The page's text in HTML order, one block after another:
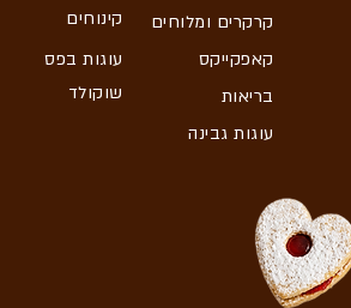
קינוחים
שוקולד
עוגות בפס
קרקרים ומלוחים
קאפקייקס
בריאות
עוגות גבינה